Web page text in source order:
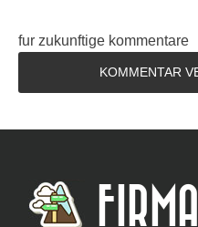
fur zukunftige kommentare
FIRMA